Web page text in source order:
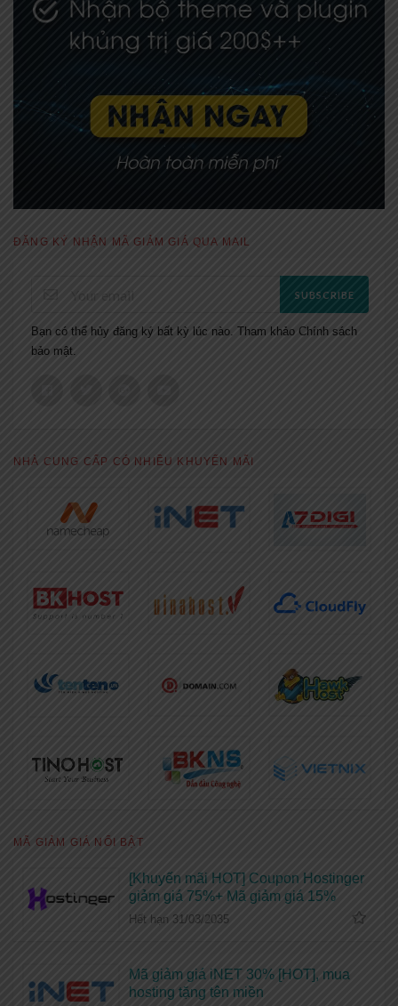
ĐĂNG KÝ NHẬN MÃ GIẢM GIÁ QUA MAIL
SUBSCRIBE
Bạn có thể hủy đăng ký bất kỳ lúc nào. Tham khảo Chính sách
bảo mật.
NHÀ CUNG CẤP CÓ NHIỀU KHUYẾN MÃI
MÃ GIẢM GIÁ NỔI BẬT
[Khuyến mãi HOT] Coupon Hostinger
giảm giá 75%+ Mã giảm giá 15%
Hết hạn 31/03/2035
Mã giảm giá iNET 30% [HOT], mua
hosting tặng tên miền